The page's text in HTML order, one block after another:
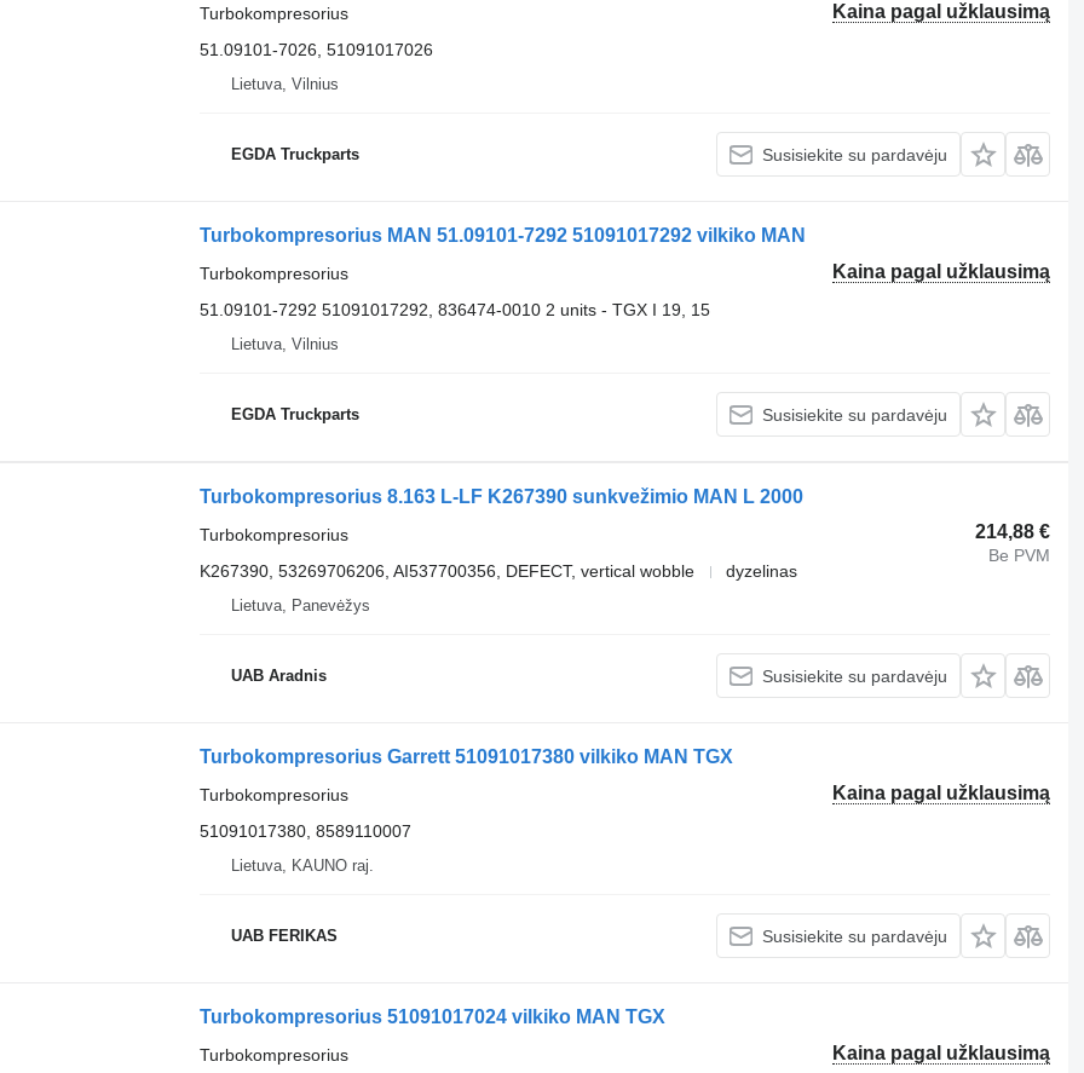
Kaina pagal užklausimą
Turbokompresorius
51.09101-7026, 51091017026
Lietuva, Vilnius
EGDA Truckparts Susisiekite su pardavėju
Turbokompresorius MAN 51.09101-7292 51091017292 vilkiko MAN
Kaina pagal užklausimą
Turbokompresorius
51.09101-7292 51091017292, 836474-0010 2 units - TGX I 19, 15
Lietuva, Vilnius
EGDA Truckparts Susisiekite su pardavėju
Turbokompresorius 8.163 L-LF K267390 sunkvežimio MAN L 2000
214,88 €
Be PVM
Turbokompresorius
K267390, 53269706206, AI537700356, DEFECT, vertical wobble
dyzelinas
Lietuva, Panevėžys
UAB Aradnis Susisiekite su pardavėju
Turbokompresorius Garrett 51091017380 vilkiko MAN TGX
Kaina pagal užklausimą
Turbokompresorius
51091017380, 8589110007
Lietuva, KAUNO raj.
UAB FERIKAS Susisiekite su pardavėju
Turbokompresorius 51091017024 vilkiko MAN TGX
Kaina pagal užklausimą
Turbokompresorius